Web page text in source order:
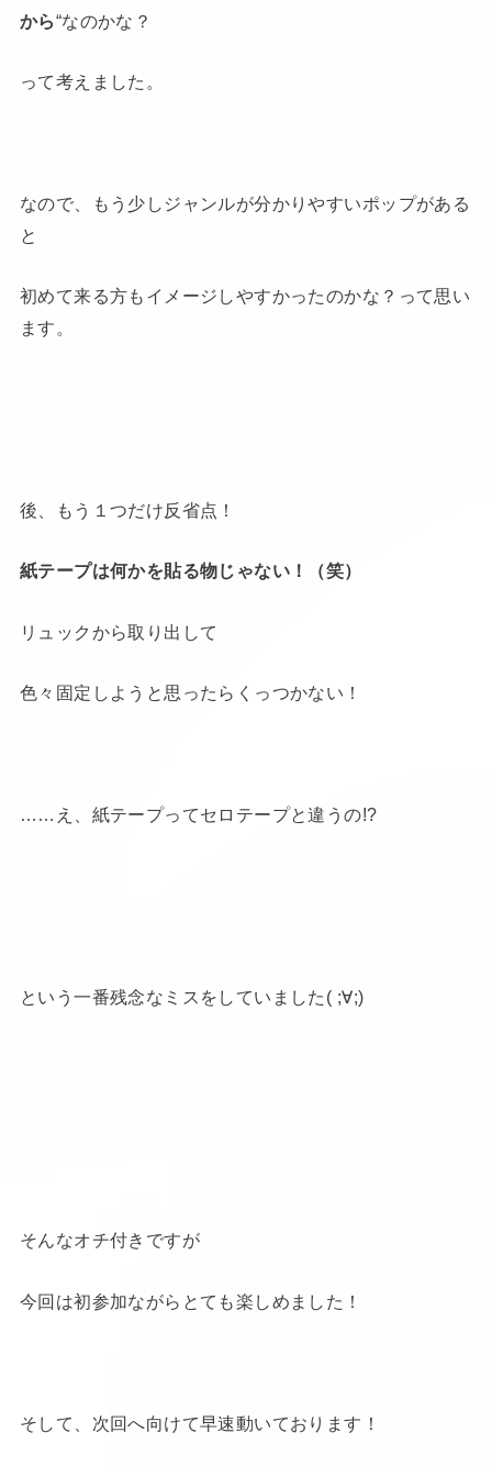
から“なのかな？
って考えました。
なので、もう少しジャンルが分かりやすいポップがある
と
初めて来る方もイメージしやすかったのかな？って思い
ます。
後、もう１つだけ反省点！
紙テープは何かを貼る物じゃない！（笑）
リュックから取り出して
色々固定しようと思ったらくっつかない！
……え、紙テープってセロテープと違うの!?
という一番残念なミスをしていました( ;∀;)
そんなオチ付きですが
今回は初参加ながらとても楽しめました！
そして、次回へ向けて早速動いております！